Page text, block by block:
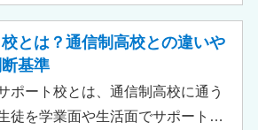
ではないでしょうか。 結論とし
、通信制高校に通っているからと
って大学進学に不利になることは
りません。中には、大学進学を想
とは？通信制高校との違いや
基準
ポート校とは、通信制高校に通う
徒を学業面や生活面でサポートす